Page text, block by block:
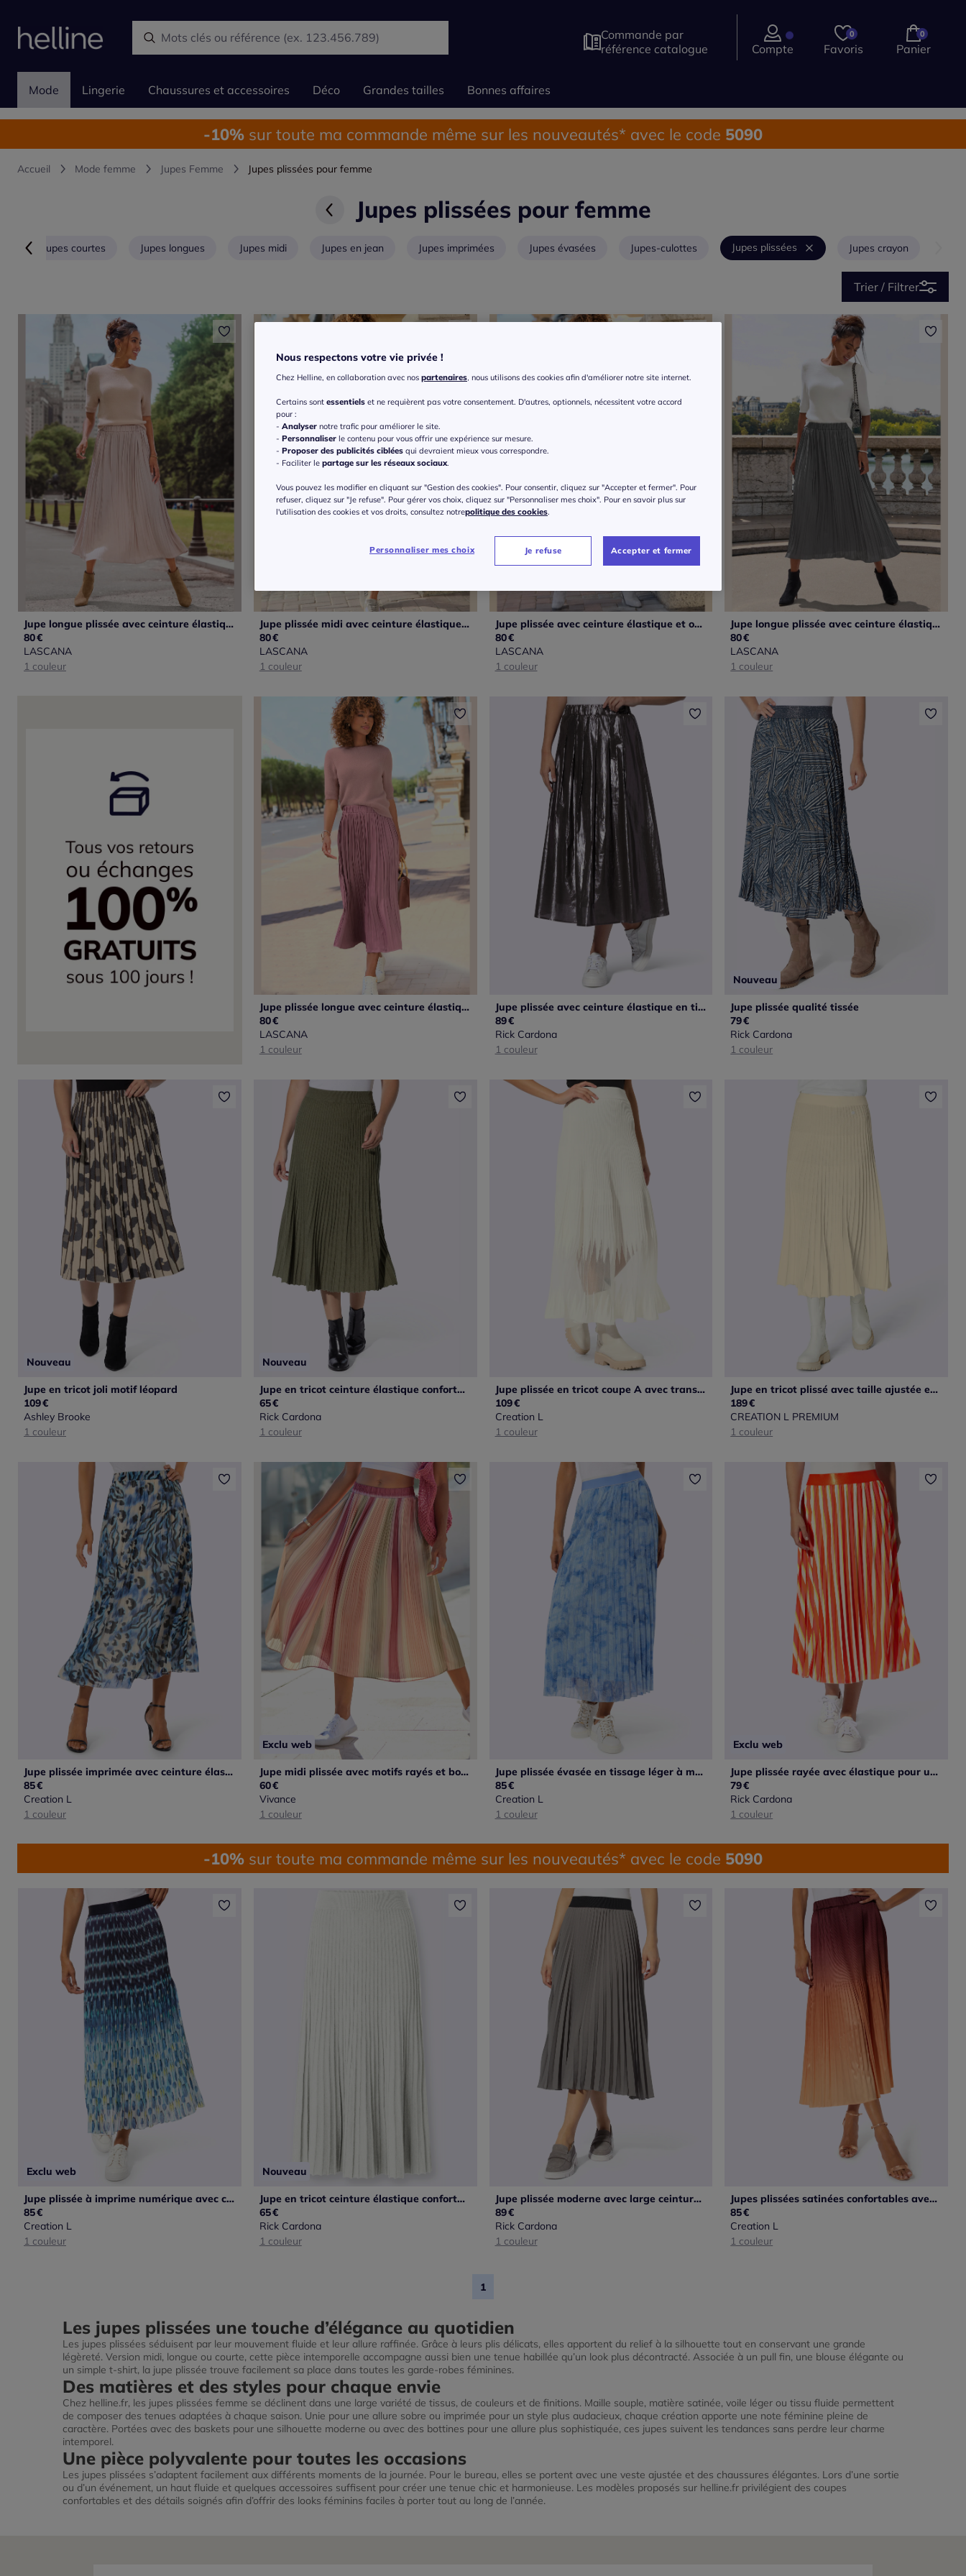
Commande par
référence catalogue
Compte
0
Favoris
0
Panier
Mode Lingerie Chaussures et accessoires Déco Grandes tailles Bonnes affaires
-10% sur toute ma commande même sur les nouveautés* avec le code 5090
Accueil Mode femme Jupes Femme Jupes plissées pour femme
Jupes plissées pour femme
Jupes courtes Jupes longues Jupes midi Jupes en jean Jupes imprimées Jupes évasées Jupes-culottes Jupes plissées Jupes crayon
Trier / Filtrer
Jupe longue plissée avec ceinture élastique et ourlet droit
80€
LASCANA
1 couleur
Jupe plissée midi avec ceinture élastique en polyester recyclé
80€
LASCANA
1 couleur
Jupe plissée avec ceinture élastique et ourlet midi
80€
LASCANA
1 couleur
Jupe longue plissée avec ceinture élastique en polyester recyclé
80€
LASCANA
1 couleur
Jupe plissée longue avec ceinture élastique et ourlet midi
80€
LASCANA
1 couleur
Jupe plissée avec ceinture élastique en tissu.
89€
Rick Cardona
1 couleur
Nouveau
Jupe plissée qualité tissée
79€
Rick Cardona
1 couleur
Nouveau
Jupe en tricot joli motif léopard
109€
Ashley Brooke
1 couleur
Nouveau
Jupe en tricot ceinture élastique confortable
65€
Rick Cardona
1 couleur
Jupe plissée en tricot coupe A avec transparence
109€
Creation L
1 couleur
Jupe en tricot plissé avec taille ajustée et élastique confortable
189€
CREATION L PREMIUM
1 couleur
Jupe plissée imprimée avec ceinture élastique confortable
85€
Creation L
1 couleur
Exclu web
Jupe midi plissée avec motifs rayés et bords-côtes
60€
Vivance
1 couleur
Jupe plissée évasée en tissage léger à motif graphique
85€
Creation L
1 couleur
Exclu web
Jupe plissée rayée avec élastique pour un enfilage facile
79€
Rick Cardona
1 couleur
-10% sur toute ma commande même sur les nouveautés* avec le code 5090
Exclu web
Jupe plissée à imprime numérique avec ceinture élastique confortable
85€
Creation L
1 couleur
Nouveau
Jupe en tricot ceinture élastique confortable
65€
Rick Cardona
1 couleur
Jupe plissée moderne avec large ceinture élastique confortable
89€
Rick Cardona
1 couleur
Jupes plissées satinées confortables avec ceinture élastique
85€
Creation L
1 couleur
1
Les jupes plissées une touche d’élégance au quotidien
Les jupes plissées séduisent par leur mouvement fluide et leur allure raffinée. Grâce à leurs plis délicats, elles apportent du relief à la silhouette tout en conservant une grande
légèreté. Version midi, longue ou courte, cette pièce intemporelle accompagne aussi bien une tenue habillée qu’un look plus décontracté. Associée à un pull fin, une blouse élégante ou
un simple t-shirt, la jupe plissée trouve facilement sa place dans toutes les garde-robes féminines.
Des matières et des styles pour chaque envie
Chez helline.fr, les jupes plissées femme se déclinent dans une large variété de tissus, de couleurs et de finitions. Maille souple, matière satinée, voile léger ou tissu fluide permettent
de composer des tenues adaptées à chaque saison. Unie pour une allure sobre ou imprimée pour un style plus audacieux, chaque création apporte une note féminine pleine de
caractère. Portées avec des baskets pour une silhouette moderne ou avec des bottines pour une allure plus sophistiquée, ces jupes suivent les tendances sans perdre leur charme
intemporel.
Une pièce polyvalente pour toutes les occasions
Les jupes plissées s’adaptent facilement aux différents moments de la journée. Pour le bureau, elles se portent avec une veste ajustée et des chaussures élégantes. Lors d’une sortie
ou d’un événement, un haut fluide et quelques accessoires suffisent pour créer une tenue chic et harmonieuse. Les modèles proposés sur helline.fr privilégient des coupes
confortables et des détails soignés afin d’offrir des looks féminins faciles à porter tout au long de l’année.
Nous respectons votre vie privée !
Chez Helline, en collaboration avec nos partenaires, nous utilisons des cookies afin d'améliorer notre site internet.
Certains sont essentiels et ne requièrent pas votre consentement. D'autres, optionnels, nécessitent votre accord
pour :
- Analyser notre trafic pour améliorer le site.
- Personnaliser le contenu pour vous offrir une expérience sur mesure.
- Proposer des publicités ciblées qui devraient mieux vous correspondre.
- Faciliter le partage sur les réseaux sociaux.
Vous pouvez les modifier en cliquant sur "Gestion des cookies". Pour consentir, cliquez sur "Accepter et fermer". Pour
refuser, cliquez sur "Je refuse". Pour gérer vos choix, cliquez sur "Personnaliser mes choix". Pour en savoir plus sur
l'utilisation des cookies et vos droits, consultez notrepolitique des cookies.
Personnaliser mes choix Je refuse Accepter et fermer